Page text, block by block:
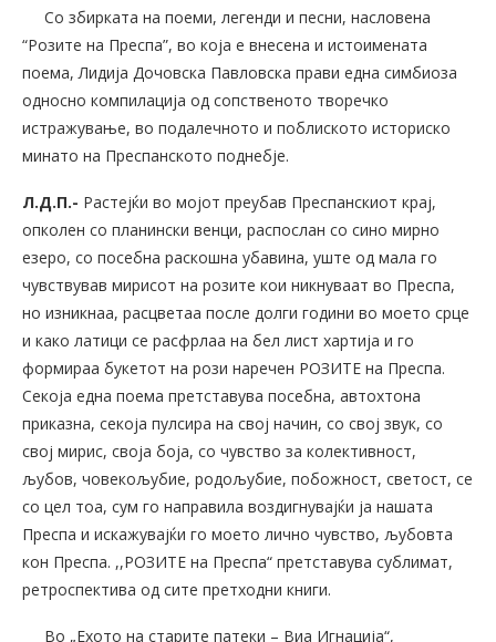
Со збирката на поеми, легенди и песни, насловена
“Розите на Преспа”, во која е внесена и истоимената
поема, Лидија Дочовска Павловска прави една симбиоза
односно компилација од сопственото творечко
истражување, во подалечното и поблиското историско
минато на Преспанското поднебје.
Л.Д.П.- Растејќи во мојот преубав Преспанскиот крај,
опколен со планински венци, распослан со сино мирно
езеро, со посебна раскошна убавина, уште од мала го
чувствував мирисот на розите кои никнуваат во Преспа,
но изникнаа, расцветаа после долги години во моето срце
и како латици се расфрлаа на бел лист хартија и го
формираа букетот на рози наречен РОЗИТЕ на Преспа.
Секоја една поема претставува посебна, автохтона
приказна, секоја пулсира на свој начин, со свој звук, со
свој мирис, своја боја, со чувство за колективност,
љубов, човекољубие, родољубие, побожност, светост, се
со цел тоа, сум го направила воздигнувајќи ја нашата
Преспа и искажувајќи го моето лично чувство, љубовта
кон Преспа. ,,РОЗИТЕ на Преспа“ претставува сублимат,
ретроспектива од сите претходни книги.
Во „Ехото на старите патеки – Виа Игнација“,